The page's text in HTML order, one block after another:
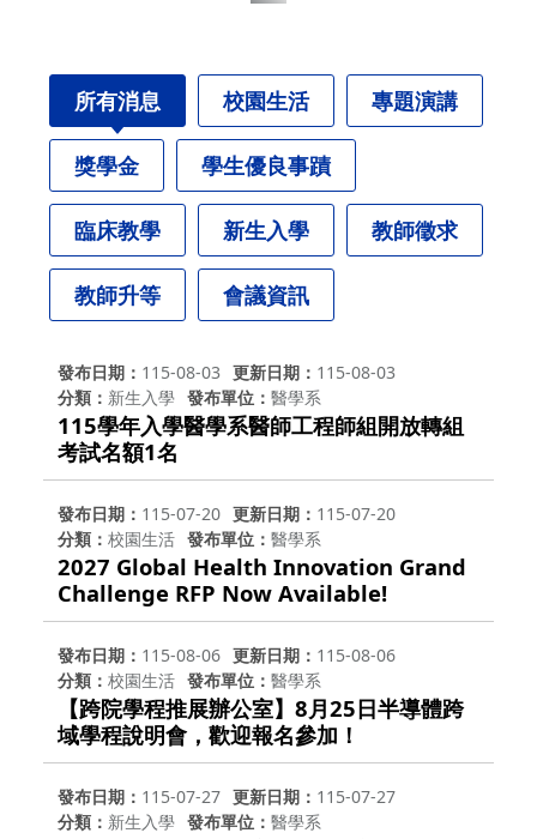
所有消息 校園生活 專題演講
獎學金 學生優良事蹟
臨床教學 新生入學 教師徵求
教師升等 會議資訊
發布日期 115-08-03 更新日期
115-08-03
分類
新生入學 發布單位 醫學系
115學年入學醫學系醫師工程師組開放轉組
考試名額1名
發布日期 115-07-20 更新日期
115-07-20
分類
校園生活 發布單位 醫學系
2027 Global Health Innovation Grand
Challenge RFP Now Available!
發布日期 115-08-06 更新日期
115-08-06
分類
校園生活 發布單位 醫學系
【跨院學程推展辦公室】8月25日半導體跨
域學程說明會，歡迎報名參加！
發布日期 115-07-27 更新日期
115-07-27
分類
新生入學 發布單位 醫學系